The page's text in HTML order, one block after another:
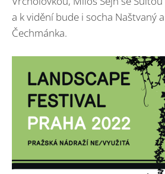
a k vidění bude i socha Naštvaný
Čechmánka.